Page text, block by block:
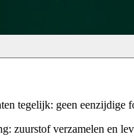
tegelijk: geen eenzijdige
zuurstof verzamelen en